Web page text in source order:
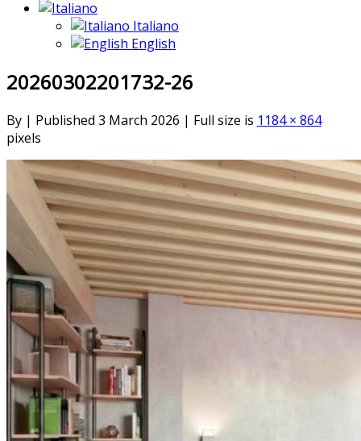
Italiano
English
20260302201732-26
By | Published 3 March 2026 | Full size is 1184 × 864
pixels